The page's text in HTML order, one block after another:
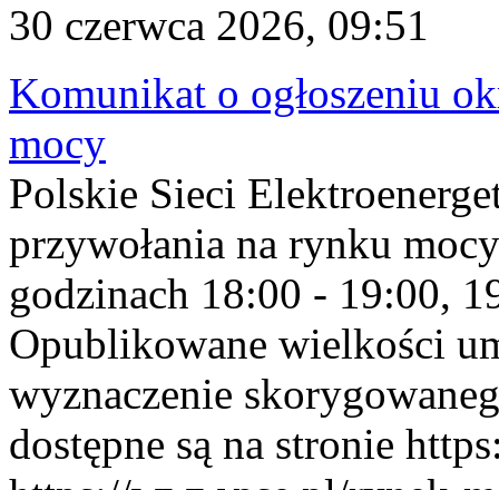
30 czerwca 2026, 09:51
Komunikat o ogłoszeniu
mocy
Polskie Sieci
przywołania na rynku
godzinach 18:00 - 19:00,
Opublikowane wielkości
wyznaczenie
dostępne są na stronie